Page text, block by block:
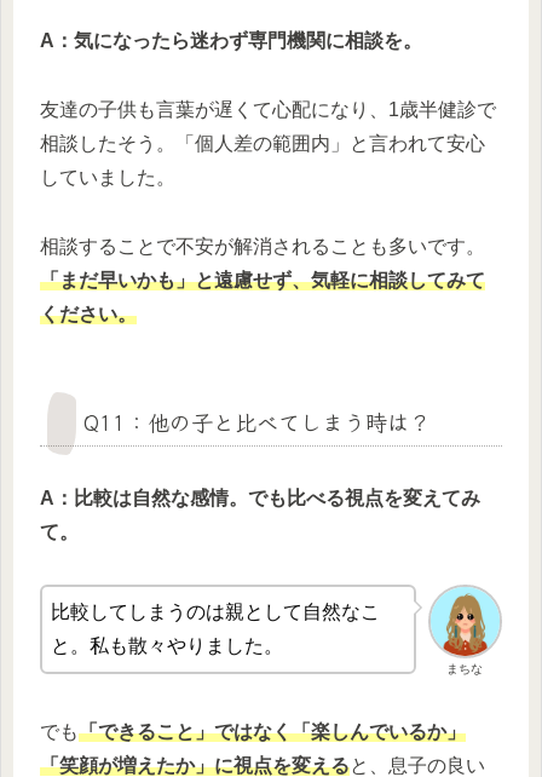
A：気になったら迷わず専門機関に相談を。
友達の子供も言葉が遅くて心配になり、1歳半健診で
相談したそう。「個人差の範囲内」と言われて安心
していました。
相談することで不安が解消されることも多いです。
「まだ早いかも」と遠慮せず、気軽に相談してみて
ください。
Q11：他の子と比べてしまう時は？
A：比較は自然な感情。でも比べる視点を変えてみ
て。
まちな
比較してしまうのは親として自然なこ
と。私も散々やりました。
でも「できること」ではなく「楽しんでいるか」
「笑顔が増えたか」に視点を変えると、息子の良い